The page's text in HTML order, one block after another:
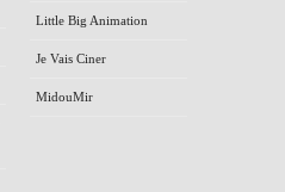
Little Big Animation
Je Vais Ciner
MidouMir